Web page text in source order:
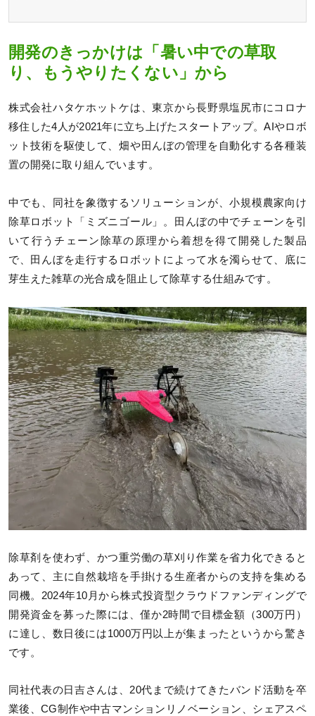
開発のきっかけは「暑い中での草取
り、もうやりたくない」から
株式会社ハタケホットケは、東京から長野県塩尻市にコロナ
移住した4人が2021年に立ち上げたスタートアップ。AIやロボ
ット技術を駆使して、畑や田んぼの管理を自動化する各種装
置の開発に取り組んでいます。
中でも、同社を象徴するソリューションが、小規模農家向け
除草ロボット「ミズニゴール」。田んぼの中でチェーンを引
いて行うチェーン除草の原理から着想を得て開発した製品
で、田んぼを走行するロボットによって水を濁らせて、底に
芽生えた雑草の光合成を阻止して除草する仕組みです。
除草剤を使わず、かつ重労働の草刈り作業を省力化できると
あって、主に自然栽培を手掛ける生産者からの支持を集める
同機。2024年10月から株式投資型クラウドファンディングで
開発資金を募った際には、僅か2時間で目標金額（300万円）
に達し、数日後には1000万円以上が集まったというから驚き
です。
同社代表の日吉さんは、20代まで続けてきたバンド活動を卒
業後、CG制作や中古マンションリノベーション、シェアスペ